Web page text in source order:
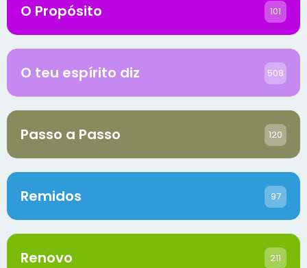
O Propósito 101
O teu espírito diz 508
Passo a Passo 120
Remidos 97
Renovo 211